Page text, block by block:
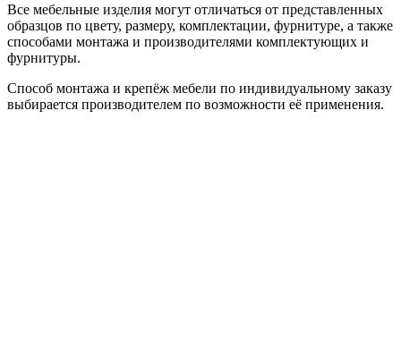
Все мебельные изделия могут отличаться от представленных
образцов по цвету, размеру, комплектации, фурнитуре, а также
способами монтажа и производителями комплектующих и
фурнитуры.
Способ монтажа и крепёж мебели по индивидуальному заказу
выбирается производителем по возможности её применения.